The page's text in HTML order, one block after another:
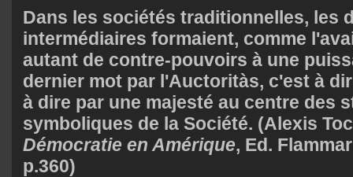
Dans les sociétés traditionnelles, les
intermédiaires formaient, comme
autant de contre-pouvoirs à une
dernier mot par l'Auctoritàs, c'est à
à dire par une majesté au centre des
symboliques de la Société. (Alexis
Démocratie en Amérique, Ed.
p.360)